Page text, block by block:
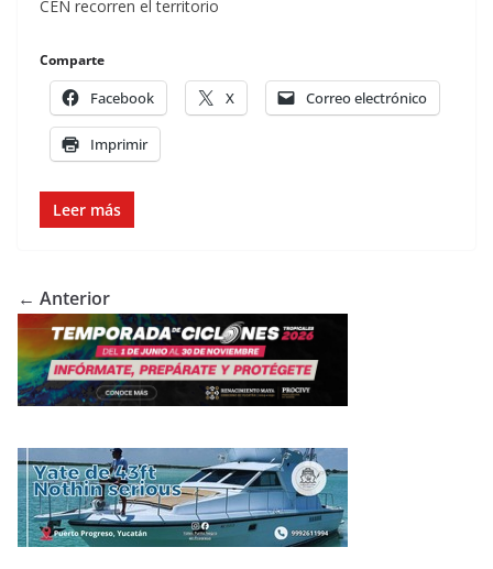
CEN recorren el territorio
Comparte
Facebook X Correo electrónico
Imprimir
Leer más
← Anterior